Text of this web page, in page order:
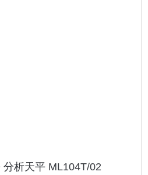
析天平 ML104T/02